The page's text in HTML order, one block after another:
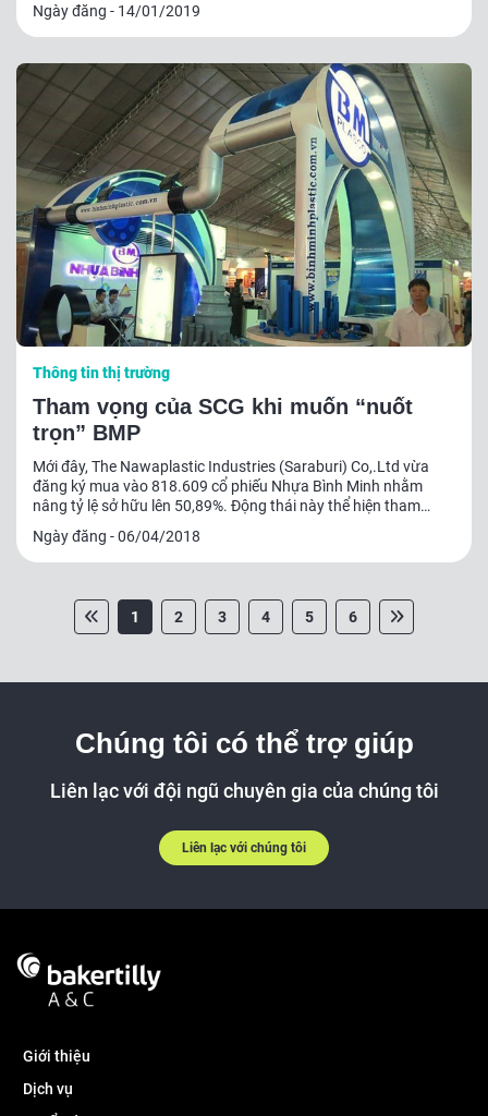
Ngày đăng - 14/01/2019
Thông tin thị trường
Tham vọng của SCG khi muốn “nuốt
trọn” BMP
Mới đây, The Nawaplastic Industries (Saraburi) Co,.Ltd vừa
đăng ký mua vào 818.609 cổ phiếu Nhựa Bình Minh nhằm
nâng tỷ lệ sở hữu lên 50,89%. Động thái này thể hiện tham
Ngày đăng - 06/04/2018
1 2 3 4 5 6
Chúng tôi có thể trợ giúp
Liên lạc với đội ngũ chuyên gia của chúng tôi
Liên lạc với chúng tôi
Giới thiệu
Dịch vụ